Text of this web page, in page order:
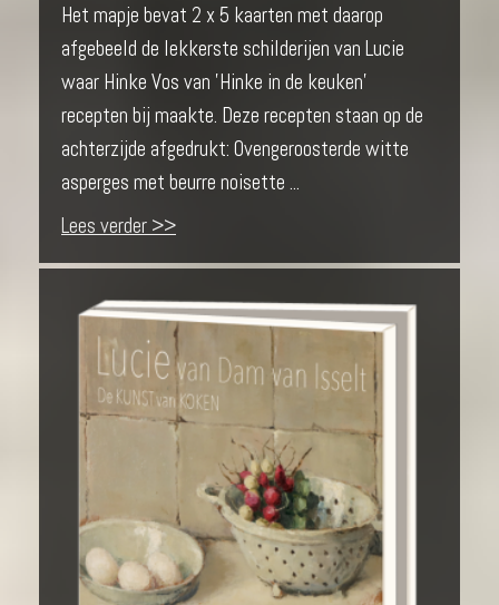
Het mapje bevat 2 x 5 kaarten met daarop
afgebeeld de lekkerste schilderijen van Lucie
waar Hinke Vos van 'Hinke in de keuken'
recepten bij maakte. Deze recepten staan op de
achterzijde afgedrukt: Ovengeroosterde witte
asperges met beurre noisette ...
Lees verder >>